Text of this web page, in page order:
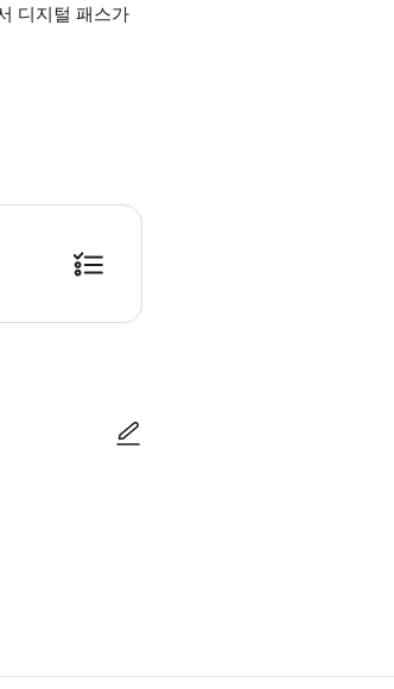
디지털 패스가
유효합니다. - 일부 명소는 Go City 앱을 통해 사